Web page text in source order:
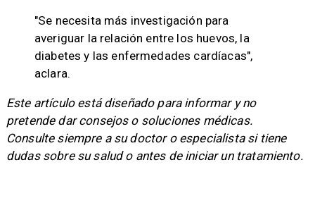
"Se necesita más investigación para
averiguar la relación entre los huevos, la
diabetes y las enfermedades cardíacas",
aclara.
Este artículo está diseñado para informar y no
pretende dar consejos o soluciones médicas.
Consulte siempre a su doctor o especialista si tiene
dudas sobre su salud o antes de iniciar un tratamiento.